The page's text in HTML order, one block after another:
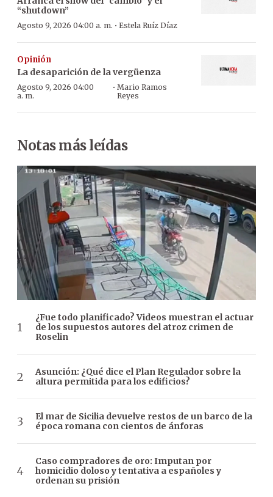
“shutdown”
Agosto 9, 2026 04:00 a. m. · Estela Ruíz Díaz
Opinión
La desaparición de la vergüenza
Agosto 9, 2026 04:00
a. m.
· Mario Ramos
Reyes
Notas más leídas
¿Fue todo planificado? Videos muestran el actuar
de los supuestos autores del atroz crimen de
Roselin
Asunción: ¿Qué dice el Plan Regulador sobre la
altura permitida para los edificios?
El mar de Sicilia devuelve restos de un barco de la
época romana con cientos de ánforas
Caso compradores de oro: Imputan por
homicidio doloso y tentativa a españoles y
ordenan su prisión